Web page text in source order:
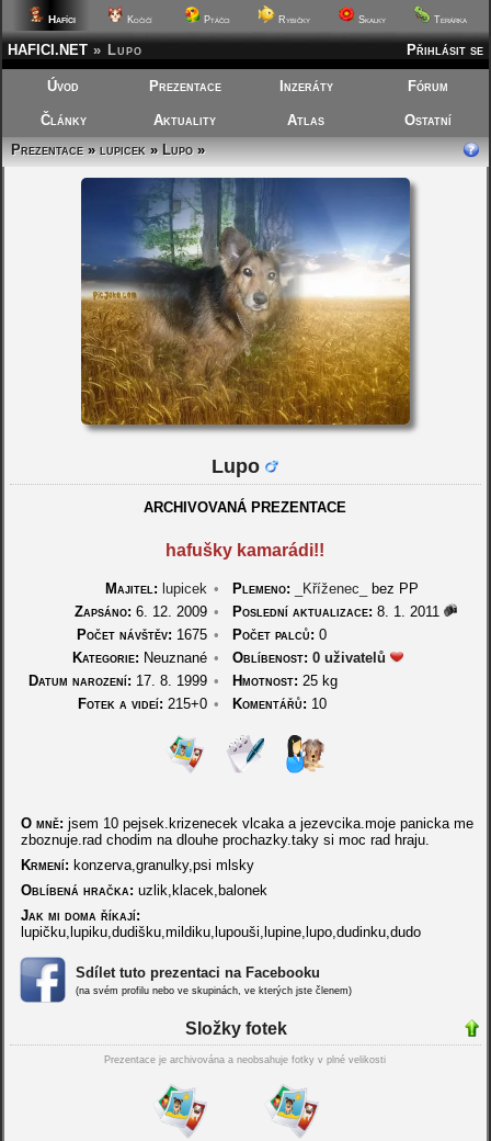
Hafíci Kočičí Ptáčci Rybičky Skalky Terárka
Přihlásit se
HAFICI.NET » Lupo
Úvod Prezentace Inzeráty Fórum
Články Aktuality Atlas
Ostatní
Prezentace»lupicek»Lupo»
Lupo
ARCHIVOVANÁ PREZENTACE
hafušky kamarádi!!
Majitel: lupicek • Plemeno: _Kříženec_
bez PP
Zapsáno: 6. 12. 2009 • Poslední aktualizace: 8. 1. 2011
Počet návštěv: 1675 • Počet palců: 0
Kategorie: Neuznané • Oblíbenost: 0 uživatelů
Datum narození: 17. 8. 1999 • Hmotnost: 25 kg
Fotek a videí: 215+0 • Komentářů: 10
O mně: jsem 10 pejsek.krizenecek vlcaka a jezevcika.moje panicka me
zboznuje.rad chodim na dlouhe prochazky.taky si moc rad hraju.
Krmení: konzerva,granulky,psi mlsky
Oblíbená hračka: uzlik,klacek,balonek
Jak mi doma říkají:
lupičku,lupiku,dudišku,mildiku,lupouši,lupine,lupo,dudinku,dudo
Sdílet tuto prezentaci na Facebooku
(na svém profilu nebo ve skupinách, ve kterých jste členem)
Složky fotek
Prezentace je archivována a neobsahuje fotky v plné velikosti